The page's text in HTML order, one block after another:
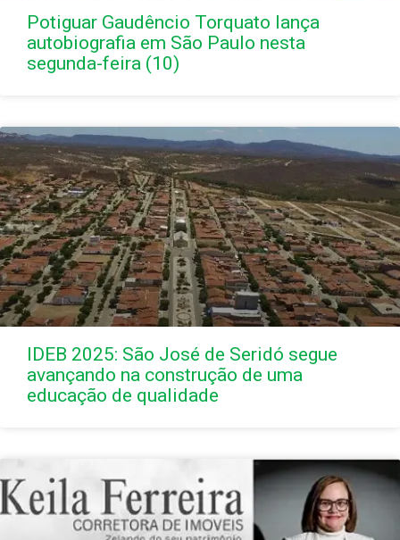
Potiguar Gaudêncio Torquato lança
autobiografia em São Paulo nesta
segunda-feira (10)
IDEB 2025: São José de Seridó segue
avançando na construção de uma
educação de qualidade